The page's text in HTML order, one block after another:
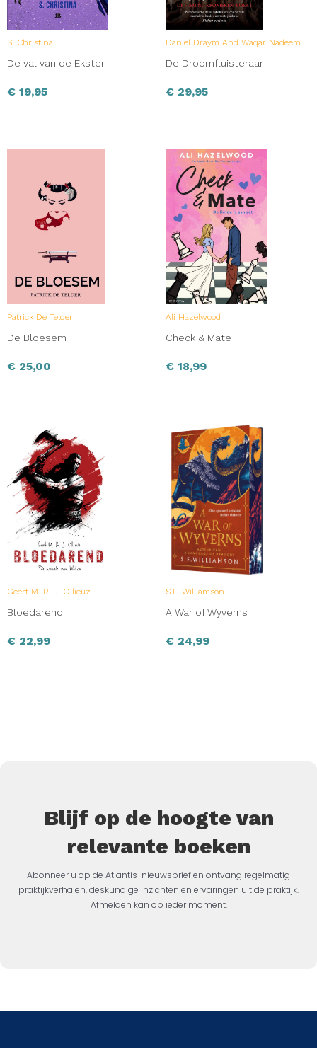
S. Christina
De val van de Ekster
€ 19,95
Daniel Draym And Waqar Nadeem
De Droomfluisteraar
€ 29,95
Patrick De Telder
De Bloesem
€ 25,00
Ali Hazelwood
Check & Mate
€ 18,99
Geert M. R. J. Ollieuz
Bloedarend
€ 22,99
S.F. Williamson
A War of Wyverns
€ 24,99
Blijf op de hoogte van
relevante boeken
Abonneer u op de Atlantis-nieuwsbrief en ontvang regelmatig
praktijkverhalen, deskundige inzichten en ervaringen uit de praktijk.
Afmelden kan op ieder moment.